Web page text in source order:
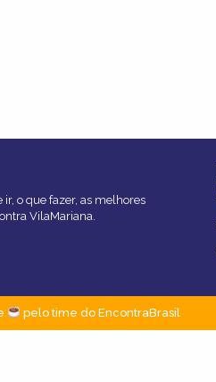
o que fazer, as melhores
VilaMariana.
pelo time do EncontraBrasil